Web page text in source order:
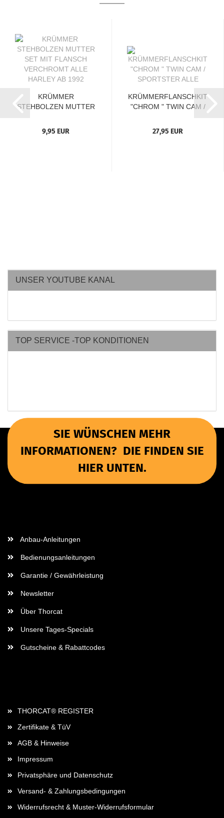
KRÜMMER
STEHBOLZEN MUTTER
9,95 EUR
KRÜMMERFLANSCHKIT
"CHROM " TWIN CAM /
27,95 EUR
UNSER YOUTUBE KANAL
TOP SERVICE -TOP KONDITIONEN
SIE WÜNSCHEN MEHR
INFORMATIONEN? DIE FINDEN SIE
HIER UNTEN.
Anbau-Anleitungen
Bedienungsanleitungen
Garantie / Gewährleistung
Newsletter
Über Thorcat
Unsere Tages-Specials
Gutscheine & Rabattcodes
THORCAT® REGISTER
Zertifikate & TüV
AGB & Hinweise
Impressum
Privatsphäre und Datenschutz
Versand- & Zahlungsbedingungen
Widerrufsrecht & Muster-Widerrufsformular